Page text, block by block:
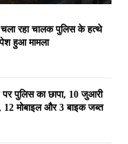
चला रहा चालक पुलिस के हत्थे
हुआ मामला
पुलिस का छापा, 10 जुआरी
12 मोबाइल और 3 बाइक जब्त